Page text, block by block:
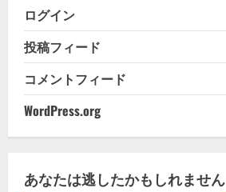
ログイン
投稿フィード
コメントフィード
WordPress.org
あなたは逃したかもしれません